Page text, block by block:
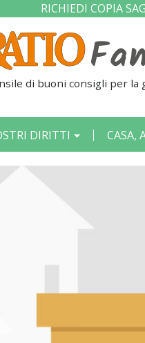
RICHIEDI COPIA
di buoni consigli per la
DIRITTI CASA,